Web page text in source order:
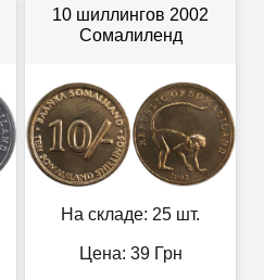
10 шиллингов 2002
Сомалиленд
На складе: 25 шт.
Цена: 39Грн